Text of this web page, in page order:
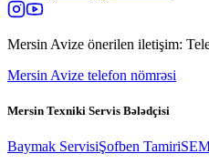
Mersin Avize önerilen iletişim:
Mersin Avize telefon nömrəsi
Mersin Texniki Servis Bələdçisi
Baymak ServisiŞofben Tamiri